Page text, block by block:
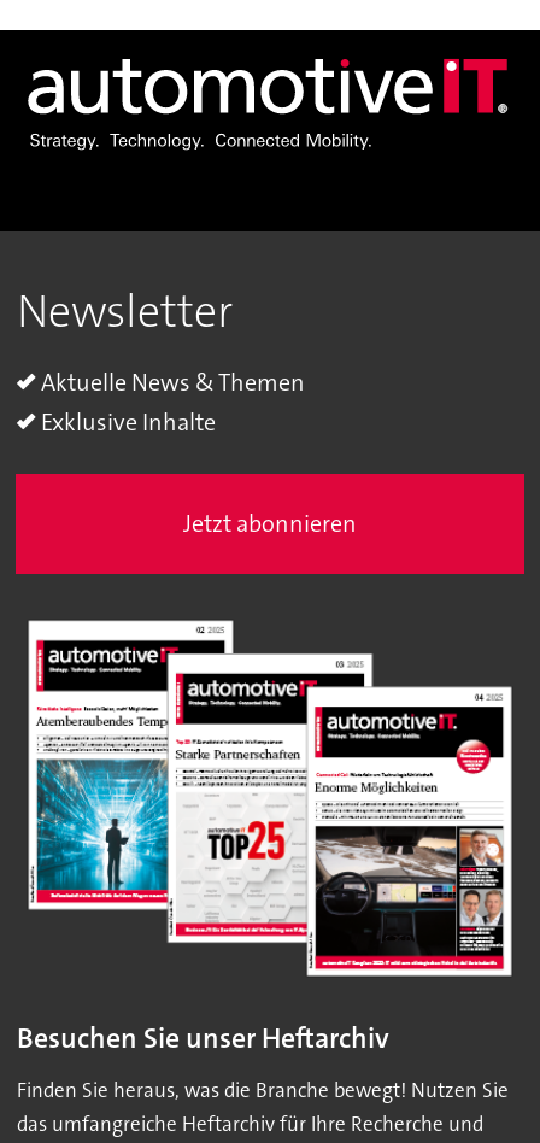
Newsletter
Aktuelle News & Themen
Exklusive Inhalte
Jetzt abonnieren
Besuchen Sie unser Heftarchiv
Finden Sie heraus, was die Branche bewegt! Nutzen Sie
das umfangreiche Heftarchiv für Ihre Recherche und